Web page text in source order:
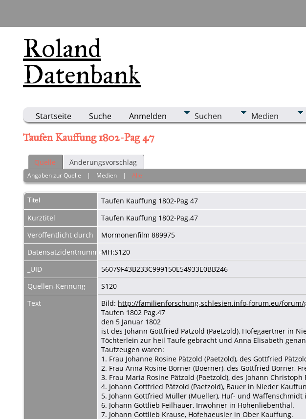
Roland
Datenbank
Startseite Suche Anmelden Suchen Medien
Taufen Kauffung 1802-Pag 47
Quelle Änderungsvorschlag
Angaben zur Quelle | Medien |Alle
Titel
Taufen Kauffung 1802-Pag 47
Kurztitel
Taufen Kauffung 1802-Pag.47
Veröffentlicht durch
Mormonenfilm 889975
DatensatzidentnummerMH:S120
_UID
56079F43B233C999150E54933E0BB246
Quellen-Kennung
S120
Text
Bild: http://familienforschung-schlesien.info-forum.eu/forum/
Taufen 1802 Pag.47
den 5 Januar 1802
ist des Johann Gottfried Pätzold (Paetzold), Hofegaertner in
Töchterlein zur heil Taufe gebracht und Anna Elisabeth
Taufzeugen waren:
1. Frau Johanne Rosine Pätzold (Paetzold), des Gottfried
2. Frau Anna Rosine Börner (Boerner), des Gottfried Börner,
3. Frau Maria Rosine Pätzold (Paetzold), des Johann
4. Johann Gottfried Pätzold (Paetzold), Bauer in Nieder
5. Johann Gottfried Müller (Mueller), Huf- und Waffenschmidt
6. Johann Gottlieb Feilhauer, Inwohner in Hohenliebenthal.
7. Johann Gottlieb Krause, Hofehaeusler in Ober Kauffung.